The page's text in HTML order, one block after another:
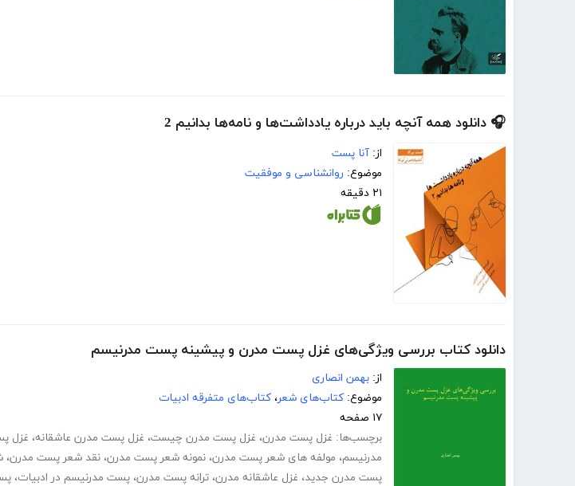
🎧 دانلود همه آنچه باید درباره یادداشت‌ها و نامه‌ها بدانیم 2
از: آنا پست
موضوع: روانشناسی و موفقیت
۲۱ دقیقه
دانلود کتاب بررسی ویژگی‌های غزل پست مدرن و پیشینه پست مدرنیسم
از: بهمن انصاری
موضوع: کتاب‌های شعر، کتاب‌های متفرقه ادبیات
۱۷ صفحه
برچسب‌ها: غزل پست مدرن، غزل پست مدرن چیست، غزل پست مدرن عاشقانه، غزل
مدرنیسم، مولفه های شعر پست مدرن، نمونه شعر پست مدرن، نقد شعر پست مدرن،
پست مدرن جدید، غزل عاشقانه مدرن، ترانه پست مدرن، پست مدرنیسم در ادبیات،